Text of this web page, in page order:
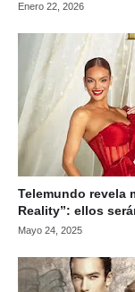
Enero 22, 2026
Telemundo revela
Reality”: ellos
Mayo 24, 2025